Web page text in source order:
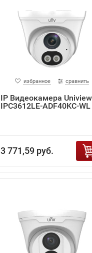
избранное сравнить
IP Видеокамера Uniview
IPC3612LE-ADF40KC-WL
3 771,59 руб.